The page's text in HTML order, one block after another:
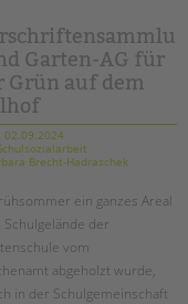
eine
debatte
über
die
zukunft
der
jugendhilfe
in
berlin
Garten-AG für
Grün auf dem
02.09.2024
Brecht-Hadraschek
ein ganzes Areal
Schulgelände der
vom
abgeholzt wurde,
in der Schulgemeinschaft